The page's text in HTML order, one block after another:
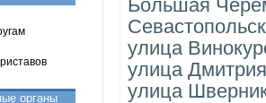
Большая
улица
улица
улица
органы